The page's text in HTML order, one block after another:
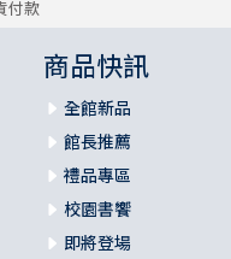
例故事。故事中，一定
讀，尋找關係與生活中
。愛與被愛，饒恕與被
看到或實踐。這不就是
知道，失智症不過是我
題討論」，值得大家坐
付款
商品快訊
全館新品
館長推薦
禮品專區
校園書饗
即將登場